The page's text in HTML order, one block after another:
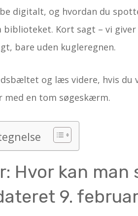
digitalt, og hvordan du
Kort sagt – vi
bare uden kugleregnen.
og læs videre, hvis
med en tom søgeskærm.
Hvor kan
9.